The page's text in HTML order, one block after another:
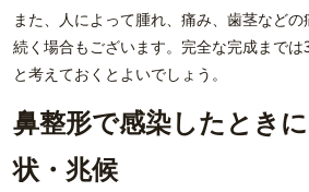
また、人によって腫れ、痛み、歯茎など
続く場合もございます。完全な完成まで
と考えておくとよいでしょう。
鼻整形で感染したとき
状・兆候